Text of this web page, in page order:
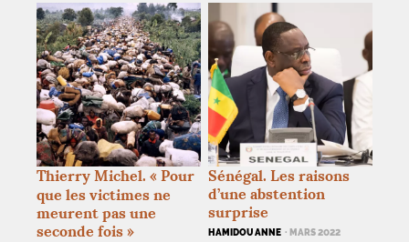
Thierry Michel. « Pour
que les victimes ne
meurent pas une
seconde fois »
Sénégal. Les raisons
d’une abstention
surprise
HAMIDOU ANNE · MARS 2022